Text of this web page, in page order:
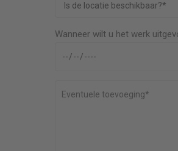
Wanneer wilt u het werk